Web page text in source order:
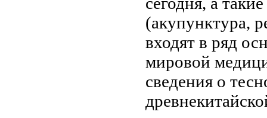
(акупунктура,
входят в ряд
мировой
сведения о